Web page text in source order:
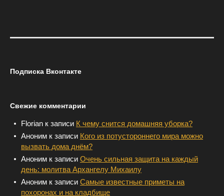
Подписка Вконтакте
Свежие комментарии
Florian к записи К чему снится домашняя уборка?
Аноним к записи Кого из потустороннего мира можно
вызвать дома днём?
Аноним к записи Очень сильная защита на каждый
день: молитва Архангелу Михаилу
Аноним к записи Самые известные приметы на
похоронах и на кладбище